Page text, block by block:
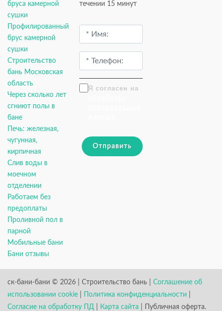
бруса камерной
сушки
Профилированный
брус камерной
сушки
Строительство
бань Московская
область
Через сколько лет
сгниют полы в
бане
Печь: железная,
чугунная,
кирпичная
Слив воды в
моечном
отделении
Работаем без
предоплаты
Проливной пол в
парной
Мобильные бани
Бани отзывы
течении 15 минут
Я согласен на
Отправить
ск-бани-бани © 2026 | Строительство бань | Соглашение об
использовании cookie
Политика конфиденциальности
Согласие на обработку ПД
Карта сайта | Публичная оферта.